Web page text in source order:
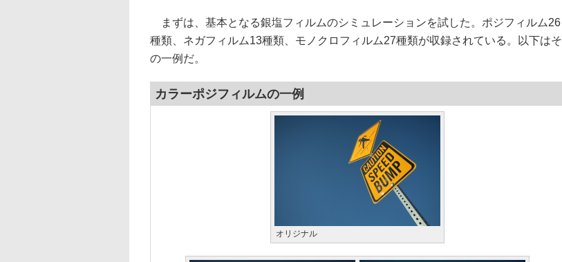
まずは、基本となる銀塩フィルムのシミュレーションを試した。ポジフィルム26
種類、ネガフィルム13種類、モノクロフィルム27種類が収録されている。以下はそ
の一例だ。
カラーポジフィルムの一例
オリジナル